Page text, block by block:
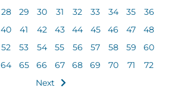
28 29 30 31 32 33 34 35
36
40 41 42 43 44 45 46 47
48
52 53 54 55 56 57 58 59
60
64 65 66 67 68 69 70 71
72
Next